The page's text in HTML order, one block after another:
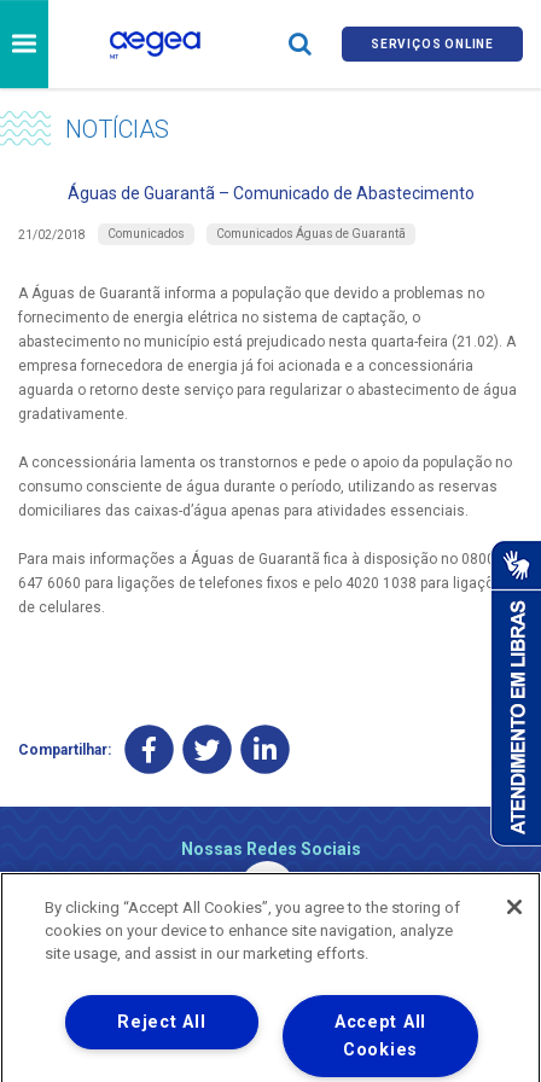
SERVIÇOS ONLINE
NOTÍCIAS
Águas de Guarantã – Comunicado de Abastecimento
21/02/2018 Comunicados Comunicados Águas de Guarantã
A Águas de Guarantã informa a população que devido a problemas no
fornecimento de energia elétrica no sistema de captação, o
abastecimento no município está prejudicado nesta quarta-feira (21.02). A
empresa fornecedora de energia já foi acionada e a concessionária
aguarda o retorno deste serviço para regularizar o abastecimento de água
gradativamente.
A concessionária lamenta os transtornos e pede o apoio da população no
consumo consciente de água durante o período, utilizando as reservas
domiciliares das caixas-d’água apenas para atividades essenciais.
Para mais informações a Águas de Guarantã fica à disposição no 0800
647 6060 para ligações de telefones fixos e pelo 4020 1038 para ligações
de celulares.
Compartilhar:
Nossas Redes Sociais
Uma empresa
Copyright ® 2026 - Todos os Direitos Reservados.
By clicking “Accept All Cookies”, you agree to the storing of
cookies on your device to enhance site navigation, analyze
site usage, and assist in our marketing efforts.
Accept All
Cookies
Reject All